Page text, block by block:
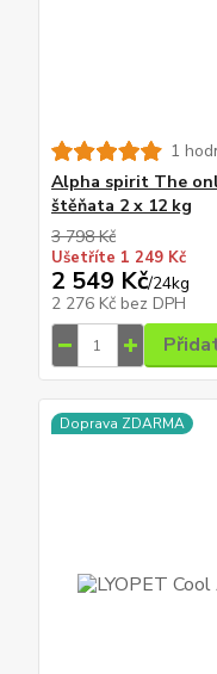
1
Alpha spirit The
štěňata 2 x 12 kg
3 798 Kč
Ušetříte 1 249 Kč
2 549 Kč/24kg
2 276 Kč bez DPH
Doprava ZDARMA